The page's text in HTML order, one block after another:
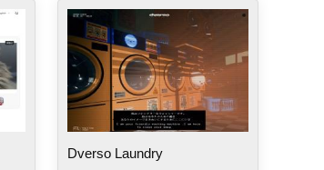
Dverso Laundry